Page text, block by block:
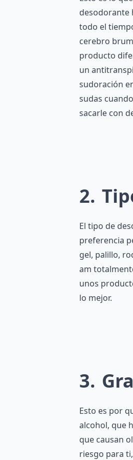
desodorante
todo el
cerebro
producto
un
sudoración
sudas
sacarle con
2
El tipo de
preferencia
gel, palillo,
am
unos
lo mejor.
3
Esto es por
alcohol, que
que causan
riesgo para